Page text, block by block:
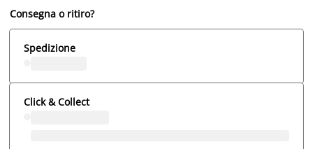
Consegna o ritiro?
Spedizione
Click & Collect